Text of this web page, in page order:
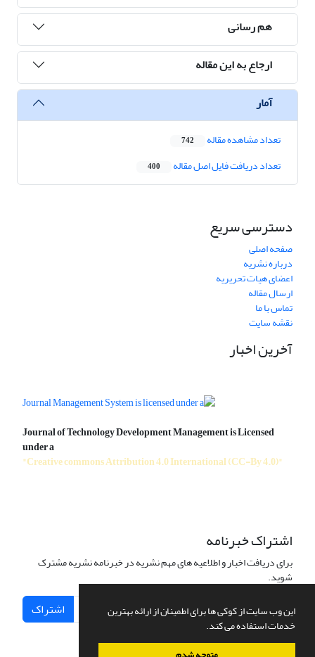
این وب سایت از کوکی ها برای اطمینان از ارائه بهترین
خدمات استفاده می کند.
هم رسانی
ارجاع به این مقاله
آمار
تعداد مشاهده مقاله 742
تعداد دریافت فایل اصل مقاله 400
دسترسی سریع
صفحه اصلی
درباره نشریه
اعضای هیات تحریریه
ارسال مقاله
تماس با ما
نقشه سایت
آخرین اخبار
Journal of Technology Development Management is Licensed
under a
"Creative commons Attribution 4.0 International (CC-By 4.0)"
اشتراک خبرنامه
برای دریافت اخبار و اطلاعیه های مهم نشریه در خبرنامه نشریه مشترک
شوید.
اشتراک